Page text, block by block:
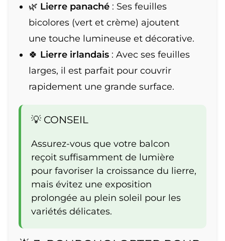
🌿 Lierre panaché : Ses feuilles
bicolores (vert et crème) ajoutent
une touche lumineuse et décorative.
🍀 Lierre irlandais : Avec ses feuilles
larges, il est parfait pour couvrir
rapidement une grande surface.
💡 CONSEIL
Assurez-vous que votre balcon
reçoit suffisamment de lumière
pour favoriser la croissance du lierre,
mais évitez une exposition
prolongée au plein soleil pour les
variétés délicates.